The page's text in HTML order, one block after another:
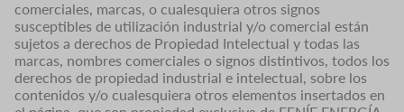
comerciales, marcas, o cualesquiera otros signos
susceptibles de utilización industrial y/o comercial están
sujetos a derechos de Propiedad Intelectual y todas las
marcas, nombres comerciales o signos distintivos, todos los
derechos de propiedad industrial e intelectual, sobre los
contenidos y/o cualesquiera otros elementos insertados en